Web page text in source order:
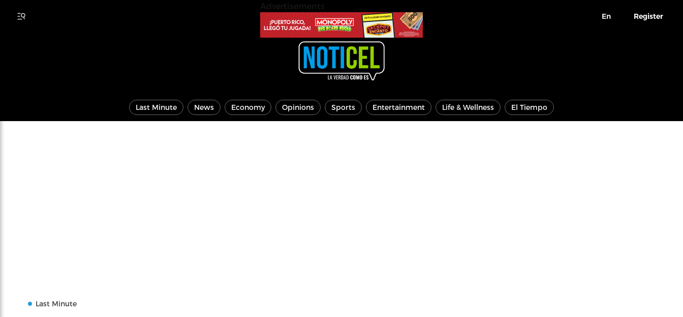
En Register
Last Minute News Economy Opinions Sports Entertainment Life & Wellness El Tiempo
Last Minute